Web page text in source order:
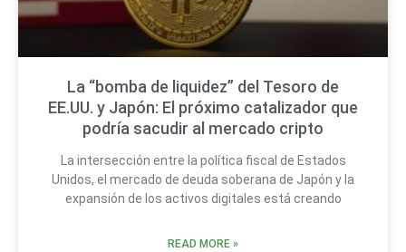
La “bomba de liquidez” del Tesoro de
EE.UU. y Japón: El próximo catalizador que
podría sacudir al mercado cripto
La intersección entre la política fiscal de Estados
Unidos, el mercado de deuda soberana de Japón y la
expansión de los activos digitales está creando
READ MORE »